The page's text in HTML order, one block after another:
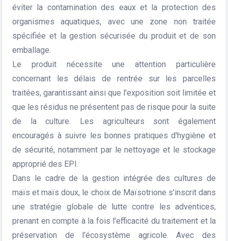
éviter la contamination des eaux et la protection des
organismes aquatiques, avec une zone non traitée
spécifiée et la gestion sécurisée du produit et de son
emballage.
Le produit nécessite une attention particulière
concernant les délais de rentrée sur les parcelles
traitées, garantissant ainsi que l'exposition soit limitée et
que les résidus ne présentent pas de risque pour la suite
de la culture. Les agriculteurs sont également
encouragés à suivre les bonnes pratiques d'hygiène et
de sécurité, notamment par le nettoyage et le stockage
approprié des EPI.
Dans le cadre de la gestion intégrée des cultures de
maïs et maïs doux, le choix de Maïsotrione s'inscrit dans
une stratégie globale de lutte contre les adventices,
prenant en compte à la fois l'efficacité du traitement et la
préservation de l'écosystème agricole. Avec des